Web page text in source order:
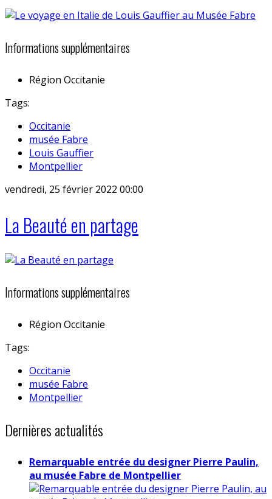
Informations supplémentaires
Région Occitanie
Tags:
Occitanie
musée Fabre
Louis Gauffier
Montpellier
vendredi, 25 février 2022 00:00
La Beauté en partage
Informations supplémentaires
Région Occitanie
Tags:
Occitanie
musée Fabre
Montpellier
Dernières actualités
Remarquable entrée du designer Pierre Paulin,
au musée Fabre de Montpellier